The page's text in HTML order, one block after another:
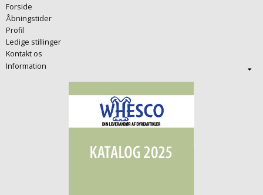
Forside
Åbningstider
Profil
Ledige stillinger
Kontakt os
Information